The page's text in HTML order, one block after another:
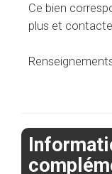
Ce bien
plus et